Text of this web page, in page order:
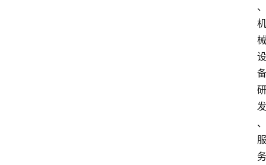
、
机
械
设
备
研
发
、
服
务